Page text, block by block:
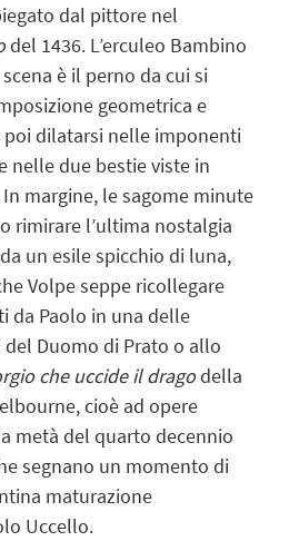
dal pittore nel
del 1436. L’erculeo Bambino
è il perno da cui si
geometrica e
poi dilatarsi nelle imponenti
nelle due bestie viste in
margine, le sagome minute
rimirare l’ultima nostalgia
un esile spicchio di luna,
Volpe seppe ricollegare
da Paolo in una delle
Duomo di Prato o allo
che uccide il dragodella
cioè ad opere
metà del quarto decennio
segnano un momento di
maturazione
Uccello.